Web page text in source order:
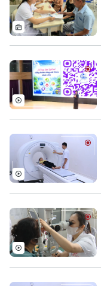
Chuyên mục
Hà Nội
Chính trị
An ninh trật tự
Công nghệ
Hà Nội
Nhịp sống Hà Nội
Người Hà Nội
Khoảnh khắc Hà Nội
Thế giới
Tin tức
Quân sự
Hồ sơ
Người Việt 4 phương
Kinh tế
Tin tức
Tài chính Ngân hàng
Doanh nghiệp
Nhà đất
Tin tức
Đầu tư
Tàu và Xe
Ô tô
Tàu
Giáo dục
Văn hóa